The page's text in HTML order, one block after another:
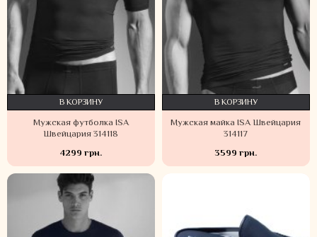
Мужская футболка ISA
Швейцария 314118
4299 грн.
В КОРЗИНУ
Мужская майка ISA Швейцария
314117
3599 грн.
В КОРЗИНУ